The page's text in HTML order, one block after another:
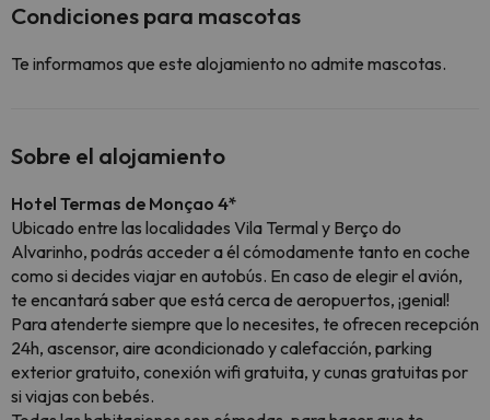
Condiciones para mascotas
Te informamos que este alojamiento no admite mascotas.
Sobre el alojamiento
Hotel Termas de Monçao 4*
Ubicado entre las localidades Vila Termal y Berço do
Alvarinho, podrás acceder a él cómodamente tanto en coche
como si decides viajar en autobús. En caso de elegir el avión,
te encantará saber que está cerca de aeropuertos, ¡genial!
Para atenderte siempre que lo necesites, te ofrecen recepción
24h, ascensor, aire acondicionado y calefacción, parking
exterior gratuito, conexión wifi gratuita, y cunas gratuitas por
si viajas con bebés.